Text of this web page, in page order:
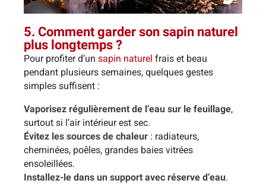
5. Comment garder son sapin naturel
plus longtemps ?
Pour profiter d’un sapin naturel frais et beau
pendant plusieurs semaines, quelques gestes
simples suffisent :
Vaporisez régulièrement de l’eau sur le feuillage,
surtout si l’air intérieur est sec.
Évitez les sources de chaleur : radiateurs,
cheminées, poêles, grandes baies vitrées
ensoleillées.
Installez-le dans un support avec réserve d’eau.